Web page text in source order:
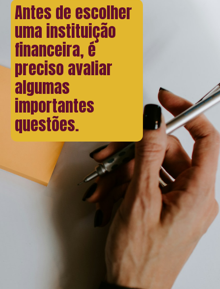
Antes de escolher
uma instituição
financeira, é
preciso avaliar
algumas
importantes
questões.